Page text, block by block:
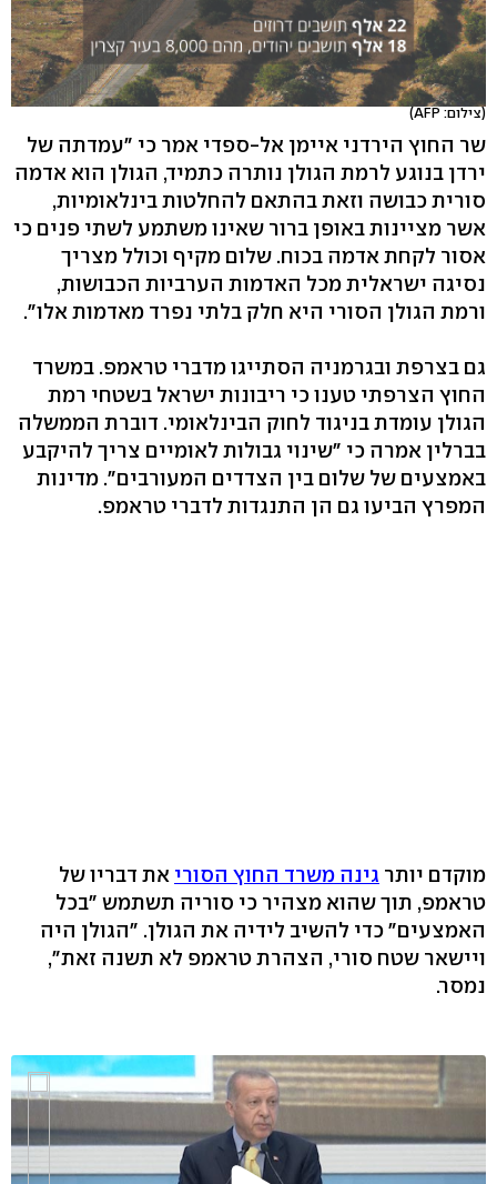
(צילום: AFP)
שר החוץ הירדני איימן אל-ספדי אמר כי "עמדתה של
ירדן בנוגע לרמת הגולן נותרה כתמיד, הגולן הוא אדמה
סורית כבושה וזאת בהתאם להחלטות בינלאומיות,
אשר מציינות באופן ברור שאינו משתמע לשתי פנים כי
אסור לקחת אדמה בכוח. שלום מקיף וכולל מצריך
נסיגה ישראלית מכל האדמות הערביות הכבושות,
ורמת הגולן הסורי היא חלק בלתי נפרד מאדמות אלו".
גם בצרפת ובגרמניה הסתייגו מדברי טראמפ. במשרד
החוץ הצרפתי טענו כי ריבונות ישראל בשטחי רמת
הגולן עומדת בניגוד לחוק הבינלאומי. דוברת הממשלה
בברלין אמרה כי "שינוי גבולות לאומיים צריך להיקבע
באמצעים של שלום בין הצדדים המעורבים". מדינות
המפרץ הביעו גם הן התנגדות לדברי טראמפ.
מוקדם יותר גינה משרד החוץ הסורי את דבריו של
טראמפ, תוך שהוא מצהיר כי סוריה תשתמש "בכל
האמצעים" כדי להשיב לידיה את הגולן. "הגולן היה
ויישאר שטח סורי, הצהרת טראמפ לא תשנה זאת",
נמסר.